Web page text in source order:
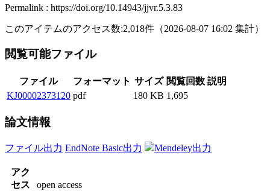
Permalink : https://doi.org/10.14943/jjvr.5.3.83
このアイテムのアクセス数:2,018件 （2026-08-07 16:02 集計）
閲覧可能ファイル
ファイル フォーマット サイズ 閲覧回数 説明
KJ00002373120 pdf 180 KB 1,695
論文情報
ファイル出力 EndNote Basic出力 Mendeley出力
アク
セス
open access